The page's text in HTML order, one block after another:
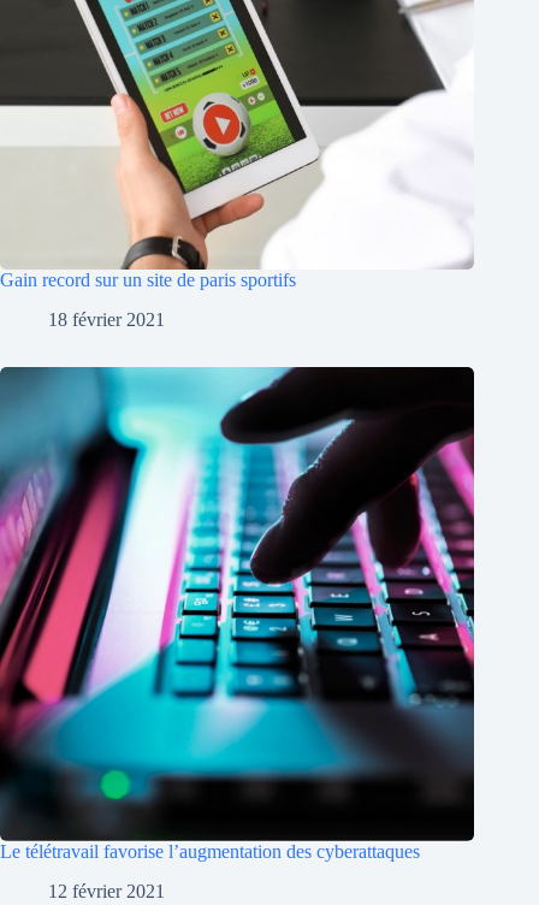
Gain record sur un site de paris sportifs
18 février 2021
Le télétravail favorise l’augmentation des cyberattaques
12 février 2021